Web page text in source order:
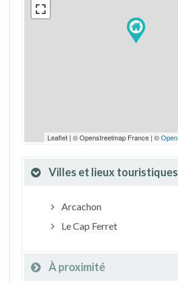
Leaflet | © Openstreetmap France | ©
Villes et lieux
Arcachon
Le Cap Ferret
À proximité